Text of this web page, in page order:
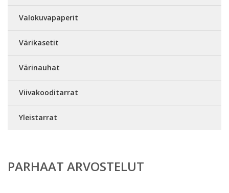
Valokuvapaperit
Värikasetit
Värinauhat
Viivakooditarrat
Yleistarrat
PARHAAT ARVOSTELUT